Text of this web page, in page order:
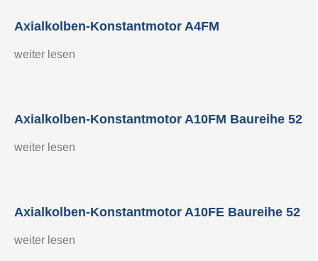
Axialkolben-Konstantmotor A4FM
weiter lesen
Axialkolben-Konstantmotor A10FM Baureihe 52
weiter lesen
Axialkolben-Konstantmotor A10FE Baureihe 52
weiter lesen